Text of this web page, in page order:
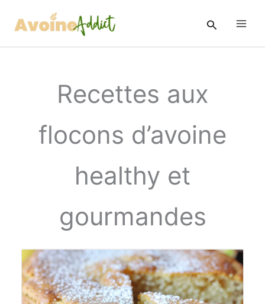
contenu
Rechercher
Recettes aux
flocons d’avoine
healthy et
gourmandes